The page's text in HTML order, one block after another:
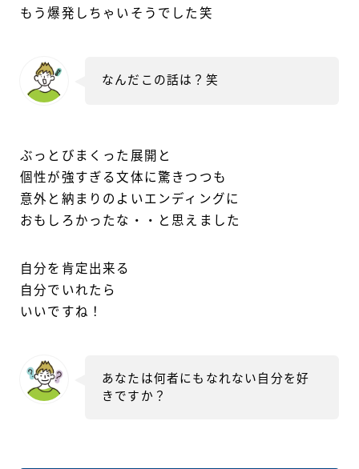
もう爆発しちゃいそうでした笑
なんだこの話は？笑
ぶっとびまくった展開と
個性が強すぎる文体に驚きつつも
意外と納まりのよいエンディングに
おもしろかったな・・と思えました
自分を肯定出来る
自分でいれたら
いいですね！
あなたは何者にもなれない自分を好
きですか？